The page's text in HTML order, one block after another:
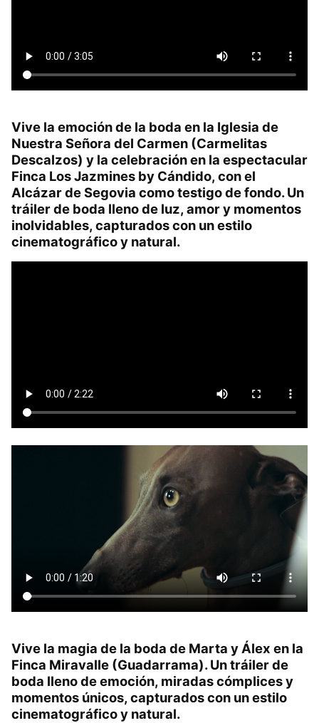
Vive la emoción de la boda en la Iglesia de
Nuestra Señora del Carmen (Carmelitas
Descalzos) y la celebración en la espectacular
Finca Los Jazmines by Cándido, con el
Alcázar de Segovia como testigo de fondo. Un
tráiler de boda lleno de luz, amor y momentos
inolvidables, capturados con un estilo
cinematográfico y natural.
Vive la magia de la boda de Marta y Álex en la
Finca Miravalle (Guadarrama). Un tráiler de
boda lleno de emoción, miradas cómplices y
momentos únicos, capturados con un estilo
cinematográfico y natural.